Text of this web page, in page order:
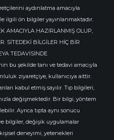
aydınlatma amacıyla
ilgili ön bilgiler yayınlanmaktadır.
AMACIYLA HAZIRLANMIŞ OLUP,
SİTEDEKİ BİLGİLER HİÇ BİR
TEDAVİSİNDE
bu şekilde tanı ve tedavi amacıyla
ziyaretçiye, kullanıcıya aittir.
kabul etmiş sayılır. Tıp bilgileri,
değişmektedir. Bir bilgi, yöntem
Ayrıca tıpta aynı sonucu
bilgiler, değişik uygulamalar
deneyimi, yetenekleri